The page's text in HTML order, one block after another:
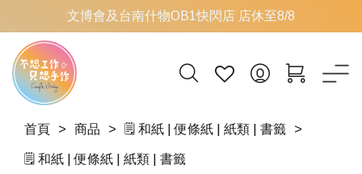
文博會及台南什物OB1快閃店 店休至8/8
首頁 商品 🗒️ 和紙 | 便條紙 | 紙類 | 書籤
🗒️ 和紙 | 便條紙 | 紙類 | 書籤